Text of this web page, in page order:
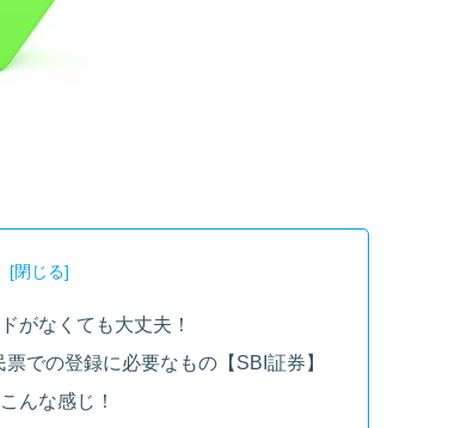
がなくても大丈夫！
での登録に必要なもの【SBI証券】
んな感じ！